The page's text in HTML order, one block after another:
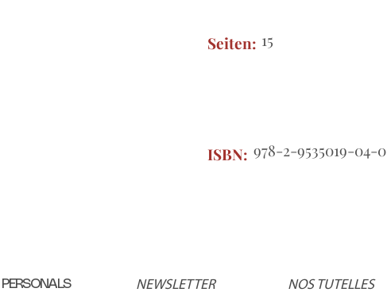
15
Seiten:
978-2-9535019-04-0
ISBN:
NEWSLETTER NOS TUTELLES